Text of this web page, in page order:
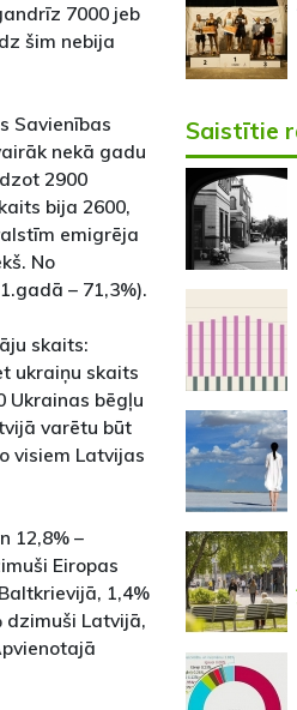
7000 jeb
šim nebija
Savienības
nekā gadu
2900
bija 2600,
emigrēja
No
– 71,3%).
skaits:
ukraiņu skaits
Ukrainas bēgļu
varētu būt
visiem Latvijas
12,8% –
Eiropas
1,4%
dzimuši Latvijā,
Saistītie